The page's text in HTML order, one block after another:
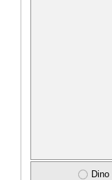
Dino